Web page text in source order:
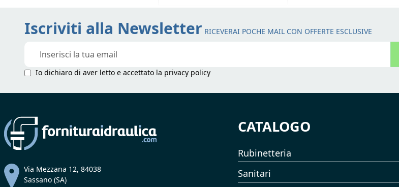
DESIDERI
DESIDERI
Iscriviti alla Newsletter RICEVERAI POCHE MAIL CON OFFERTE ESCLUSIVE
Newsletter:
Io dichiaro di aver letto e accettato la privacy policy
Via Mezzana 12, 84038
Sassano (SA)
CATALOGO
Rubinetteria
Sanitari